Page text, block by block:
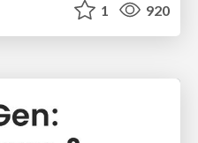
1 920